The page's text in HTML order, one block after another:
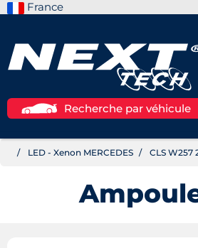
France
Recherche par véhicule
LED - Xenon MERCEDES CLS W257